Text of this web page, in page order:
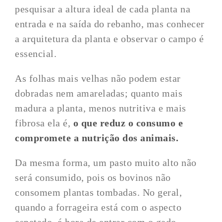
pesquisar a altura ideal de cada planta na
entrada e na saída do rebanho, mas conhecer
a arquitetura da planta e observar o campo é
essencial.
As folhas mais velhas não podem estar
dobradas nem amareladas; quanto mais
madura a planta, menos nutritiva e mais
fibrosa ela é, o que reduz o consumo e
compromete a nutrição dos animais.
Da mesma forma, um pasto muito alto não
será consumido, pois os bovinos não
consomem plantas tombadas. No geral,
quando a forrageira está com o aspecto